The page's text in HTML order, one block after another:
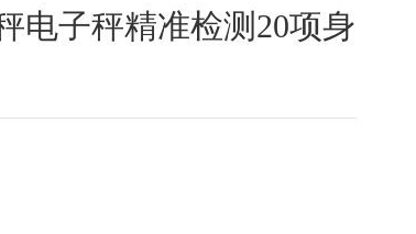
电子秤精准检测20项身